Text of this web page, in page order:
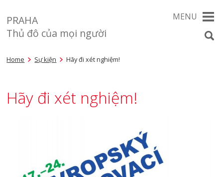
PRAHA
Thủ đô của mọi người
MENU
Home Sự kiện Hãy đi xét nghiệm!
Hãy đi xét nghiệm!